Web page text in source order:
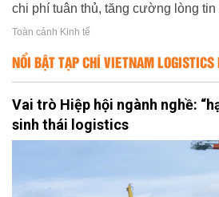
chi phí tuân thủ, tăng cường lòng
Toàn cảnh Kinh tế
NỔI BẬT TẠP CHÍ VIETNAM
Vai trò Hiệp hội ngành nghề:
sinh thái logistics